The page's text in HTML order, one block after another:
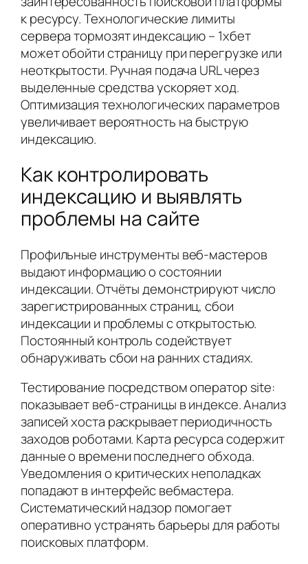
к ресурсу. Технологические лимиты
сервера тормозят индексацию – 1хбет
может обойти страницу при перегрузке или
неоткрытости. Ручная подача URL через
выделенные средства ускоряет ход.
Оптимизация технологических параметров
увеличивает вероятность на быструю
индексацию.
Как контролировать
индексацию и выявлять
проблемы на сайте
Профильные инструменты веб-мастеров
выдают информацию о состоянии
индексации. Отчёты демонстрируют число
зарегистрированных страниц, сбои
индексации и проблемы с открытостью.
Постоянный контроль содействует
обнаруживать сбои на ранних стадиях.
Тестирование посредством оператор site:
показывает веб-страницы в индексе. Анализ
записей хоста раскрывает периодичность
заходов роботами. Карта ресурса содержит
данные о времени последнего обхода.
Уведомления о критических неполадках
попадают в интерфейс вебмастера.
Систематический надзор помогает
оперативно устранять барьеры для работы
поисковых платформ.